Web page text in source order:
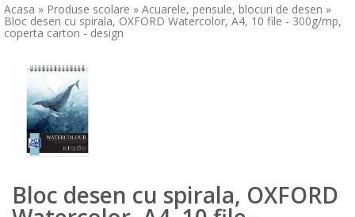
Acasa » Produse scolare » Acuarele, pensule, blocuri de desen »
Bloc desen cu spirala, OXFORD Watercolor, A4, 10 file - 300g/mp,
coperta carton - design
Bloc desen cu spirala, OXFORD